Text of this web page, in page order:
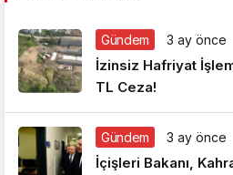
Gündüz Modu
Gündüz modunu
Gece Modu
Gece modunu seçin.
Gündem 3 ay önce
İzinsiz Hafriyat
TL Ceza!
Gündem 3 ay önce
İçişleri Bakanı,